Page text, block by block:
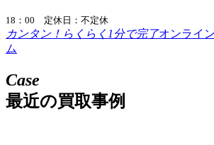
18：00 定休日：不定休
カンタン！らくらく1分で完了オンライ
ム
Case
最近の買取事例